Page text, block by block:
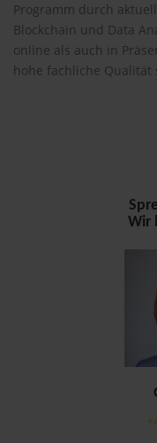
Programm durch
Blockchain und Data
online als auch in
hohe fachliche Qualität
Wir